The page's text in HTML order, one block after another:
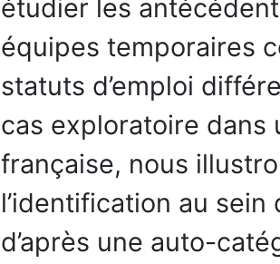
étudier les
équipes temporaires
statuts d’emploi
cas exploratoire dans
française, nous
l’identification au sein
d’après une auto-